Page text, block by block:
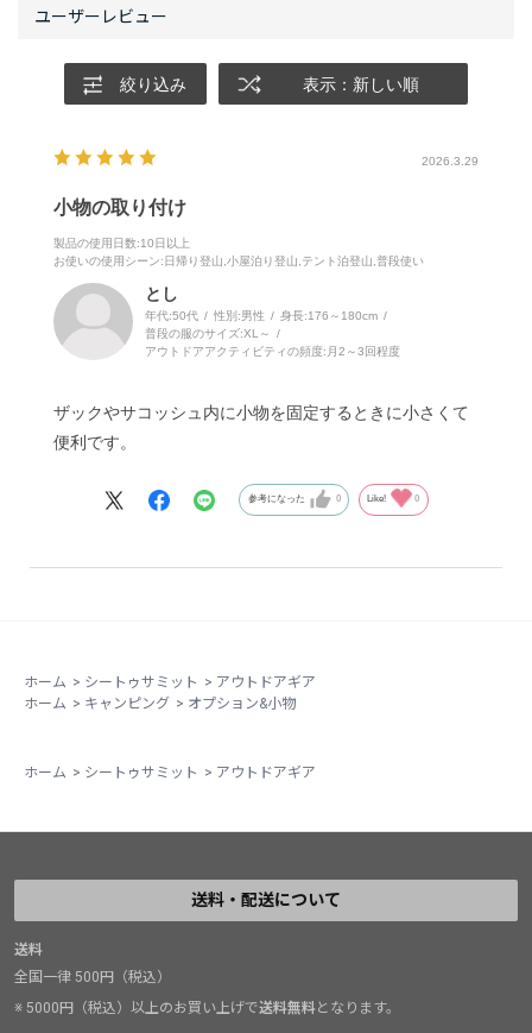
絞り込み 表示：新しい順
2026.3.29
小物の取り付け
製品の使用日数:10日以上
お使いの使用シーン:日帰り登山,小屋泊り登山,テント泊登山,普段使い
とし
年代:50代 性別:男性 身長:176～180cm
普段の服のサイズ:XL～
アウトドアアクティビティの頻度: 月2～3回程度
ザックやサコッシュ内に小物を固定するときに小さくて
便利です。
参考になった 0 Like! 0
ホーム > シートゥサミット > アウトドアギア
ホーム > キャンピング > オプション&小物
ホーム > シートゥサミット > アウトドアギア
送料・配送について
送料
全国一律 500円（税込）
※ 5000円（税込）以上のお買い上げで送料無料となります。